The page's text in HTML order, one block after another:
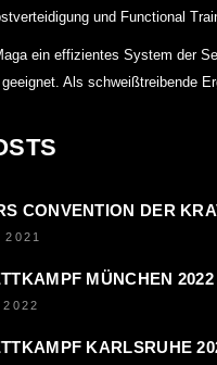
und Functional
ein effizientes System der
Als schweißtreibende
CONVENTION DER
MÜNCHEN 2022
KARLSRUHE